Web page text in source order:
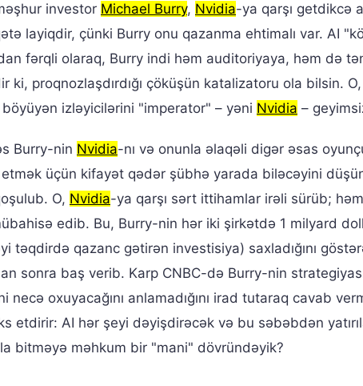
investor Michael Burry, Nvidia-ya qarşı getdikcə
layiqdir, çünki Burry onu qazanma ehtimalı var. AI
fərqli olaraq, Burry indi həm auditoriyaya, həm də
ki, proqnozlaşdırdığı çöküşün katalizatoru ola bilsin.
izləyicilərini "imperator" – yəni Nvidia –
Burry-nin Nvidia-nı və onunla əlaqəli digər əsas
üçün kifayət qədər şübhə yarada biləcəyini
O, Nvidia-ya qarşı sərt ittihamlar irəli sürüb;
edib. Bu, Burry-nin hər iki şirkətdə 1 milyard
təqdirdə qazanc gətirən investisiya) saxladığını
sonra baş verib. Karp CNBC-də Burry-nin
necə oxuyacağını anlamadığını irad tutaraq cavab
etdirir: AI hər şeyi dəyişdirəcək və bu səbəbdən
bitməyə məhkum bir "mani" dövründəyik?